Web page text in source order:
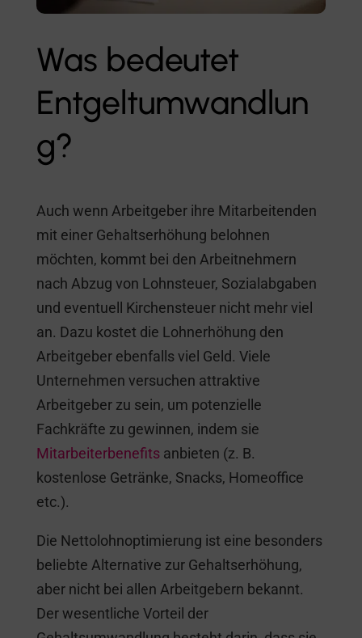
Was bedeutet
Entgeltumwandlun
g?
Auch wenn Arbeitgeber ihre Mitarbeitenden
mit einer Gehaltserhöhung belohnen
möchten, kommt bei den Arbeitnehmern
nach Abzug von Lohnsteuer, Sozialabgaben
und eventuell Kirchensteuer nicht mehr viel
an. Dazu kostet die Lohnerhöhung den
Arbeitgeber ebenfalls viel Geld. Viele
Unternehmen versuchen attraktive
Arbeitgeber zu sein, um potenzielle
Fachkräfte zu gewinnen, indem sie
Mitarbeiterbenefitsanbieten (z. B.
kostenlose Getränke, Snacks, Homeoffice
etc.).
Die Nettolohnoptimierung ist eine besonders
beliebte Alternative zur Gehaltserhöhung,
aber nicht bei allen Arbeitgebern bekannt.
Der wesentliche Vorteil der